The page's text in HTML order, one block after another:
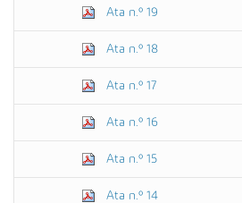
Ata n.º 19
Ata n.º 18
Ata n.º 17
Ata n.º 16
Ata n.º 15
Ata n.º 14